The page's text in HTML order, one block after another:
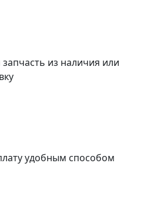
из наличия или
удобным способом